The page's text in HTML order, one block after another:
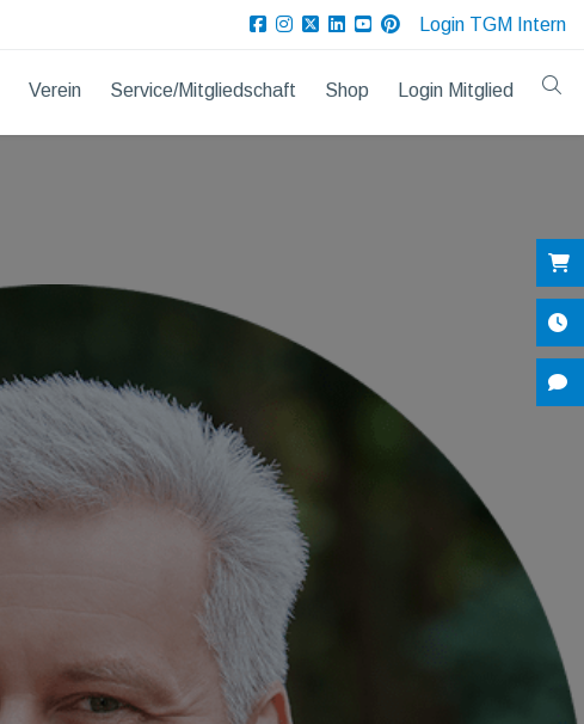
Login TGM Intern
Verein Service/Mitgliedschaft Shop Login Mitglied